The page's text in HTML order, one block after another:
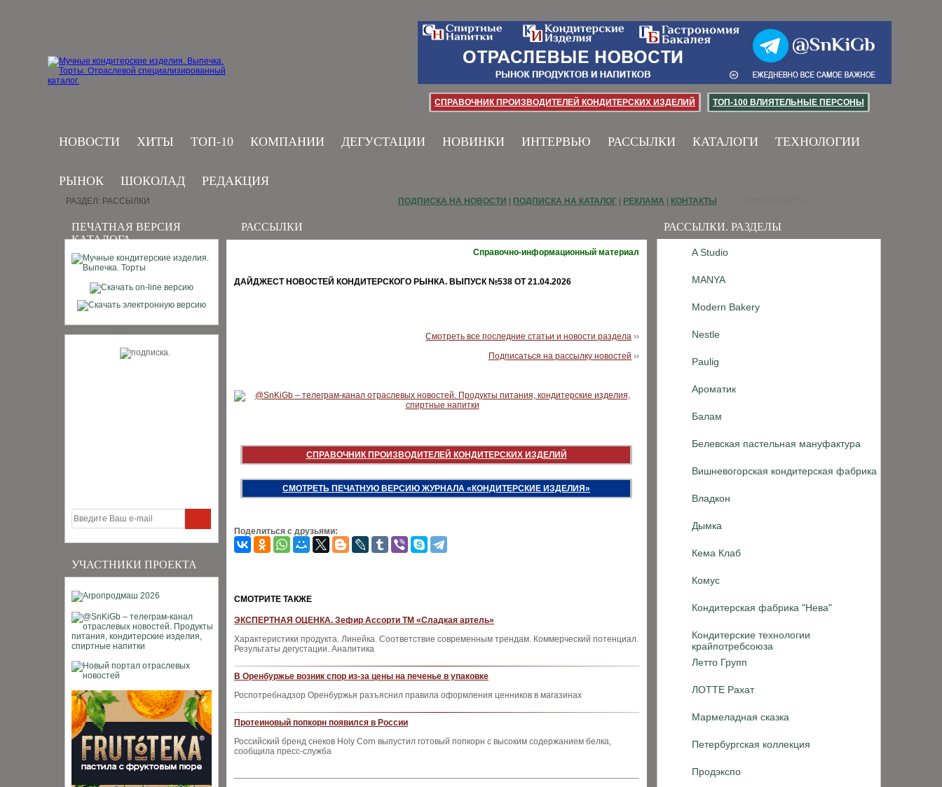
СПРАВОЧНИК ПРОИЗВОДИТЕЛЕЙ КОНДИТЕРСКИХ ИЗДЕЛИЙ ТОП-100 ВЛИЯТЕЛЬНЫЕ ПЕРСОНЫ
НОВОСТИ ХИТЫ ТОП-10 КОМПАНИИ ДЕГУСТАЦИИ НОВИНКИ ИНТЕРВЬЮ РАССЫЛКИ КАТАЛОГИ ТЕХНОЛОГИИ
РЫНОК ШОКОЛАД РЕДАКЦИЯ
ПЕЧАТНАЯ ВЕРСИЯ
КАТАЛОГА
УЧАСТНИКИ ПРОЕКТА
РАССЫЛКИ. РАЗДЕЛЫ
A Studio
MANYA
Modern Bakery
Nestle
Paulig
Ароматик
Балам
Белевская пастельная мануфактура
Вишневогорская кондитерская фабрика
Владкон
Дымка
Кема Клаб
Комус
Кондитерская фабрика "Нева"
Кондитерские технологии
крайпотребсоюза
Летто Групп
ЛОТТЕ Рахат
Мармеладная сказка
Петербургская коллекция
Продэкспо
РАЗДЕЛ: РАССЫЛКИ ПОДПИСКА НА НОВОСТИ ПОДПИСКА НА КАТАЛОГ РЕКЛАМА КОНТАКТЫ
РАССЫЛКИ
Справочно-информационный материал
ДАЙДЖЕСТ НОВОСТЕЙ КОНДИТЕРСКОГО РЫНКА. ВЫПУСК №538 ОТ 21.04.2026
Смотреть все последние статьи и новости раздела ››
Подписаться на рассылку новостей ››
СПРАВОЧНИК ПРОИЗВОДИТЕЛЕЙ КОНДИТЕРСКИХ ИЗДЕЛИЙ
СМОТРЕТЬ ПЕЧАТНУЮ ВЕРСИЮ ЖУРНАЛА «КОНДИТЕРСКИЕ ИЗДЕЛИЯ»
Поделиться с друзьями:
CМОТРИТЕ ТАКЖЕ
ЭКСПЕРТНАЯ ОЦЕНКА. Зефир Ассорти ТМ «Сладкая артель»
Характеристики продукта. Линейка. Соответствие современным трендам. Коммерческий потенциал.
Результаты дегустации. Аналитика
В Оренбуржье возник спор из-за цены на печенье в упаковке
Роспотребнадзор Оренбуржья разъяснил правила оформления ценников в магазинах
Протеиновый попкорн появился в России
Российский бренд снеков Holy Corn выпустил готовый попкорн с высоким содержанием белка,
сообщила пресс-служба